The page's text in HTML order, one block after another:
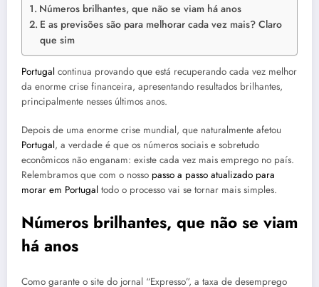
Números brilhantes, que não se viam há anos
E as previsões são para melhorar cada vez mais? Claro
que sim
Portugal continua provando que está recuperando cada vez melhor
da enorme crise financeira, apresentando resultados brilhantes,
principalmente nesses últimos anos.
Depois de uma enorme crise mundial, que naturalmente afetou
Portugal, a verdade é que os números sociais e sobretudo
econômicos não enganam: existe cada vez mais emprego no país.
Relembramos que com o nosso passo a passo atualizado para
morar em Portugal todo o processo vai se tornar mais simples.
Números brilhantes, que não se viam
há anos
Como garante o site do jornal “Expresso”, a taxa de desemprego